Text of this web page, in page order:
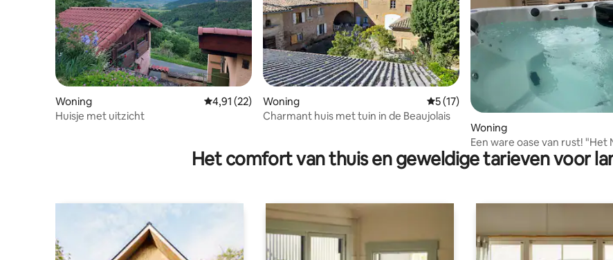
Woning Gemiddelde beoordeling van 4,91 op 5, 22 recensies
4,91 (22)
Huisje met uitzicht
Woning Gemiddelde beoordeling van 5 op 5, 17
5 (17)
Charmant huis met tuin in de Beaujolais
Woning
Een ware oase van rust! "Het Nest van
Aulesaje"
Het comfort van thuis en geweldige tarieven voor